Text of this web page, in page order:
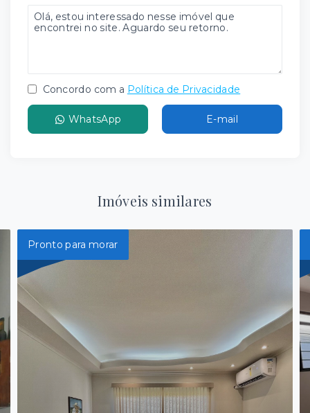
Concordo com a Política de Privacidade
WhatsApp E-mail
Imóveis similares
Pronto para morar